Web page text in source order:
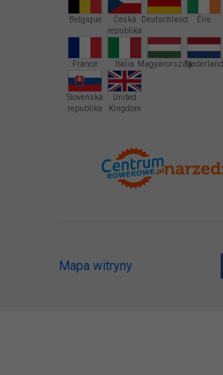
Belgique
Česká
republika
Deutschland Éire
France Italia MagyarországNederland
Slovenská
republika
United
Kingdom
Mapa witryny